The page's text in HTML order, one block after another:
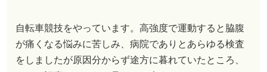
お腹の筋もしくは他の部分も硬くなっていることで、
脇腹に負担がかかっている可能性が高く、リリースし
てもらいました。